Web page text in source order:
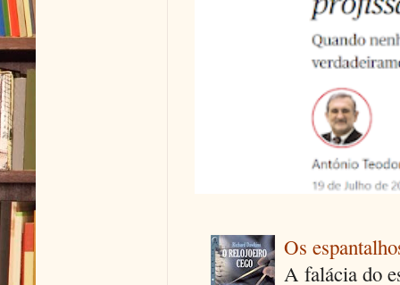
Os
A falácia do